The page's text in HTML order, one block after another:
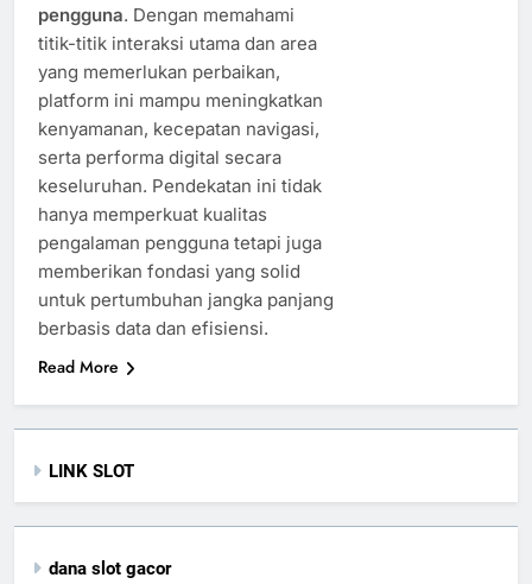
pengguna. Dengan memahami
titik-titik interaksi utama dan area
yang memerlukan perbaikan,
platform ini mampu meningkatkan
kenyamanan, kecepatan navigasi,
serta performa digital secara
keseluruhan. Pendekatan ini tidak
hanya memperkuat kualitas
pengalaman pengguna tetapi juga
memberikan fondasi yang solid
untuk pertumbuhan jangka panjang
berbasis data dan efisiensi.
Read More
LINK SLOT
dana slot gacor